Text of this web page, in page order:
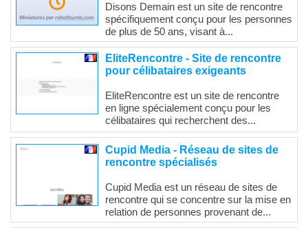
Disons Demain est un site de rencontre
spécifiquement conçu pour les personnes
de plus de 50 ans, visant à...
EliteRencontre - Site de rencontre
pour célibataires exigeants
EliteRencontre est un site de rencontre
en ligne spécialement conçu pour les
célibataires qui recherchent des...
Cupid Media - Réseau de sites de
rencontre spécialisés
Cupid Media est un réseau de sites de
rencontre qui se concentre sur la mise en
relation de personnes provenant de...